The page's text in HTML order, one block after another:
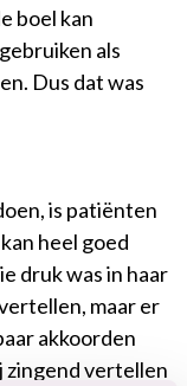
boel kan
als
Dus dat was
is patiënten
heel goed
druk was in haar
maar er
akkoorden
zingend vertellen